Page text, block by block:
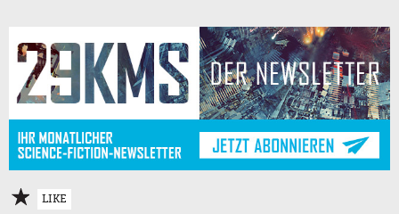
LIKE